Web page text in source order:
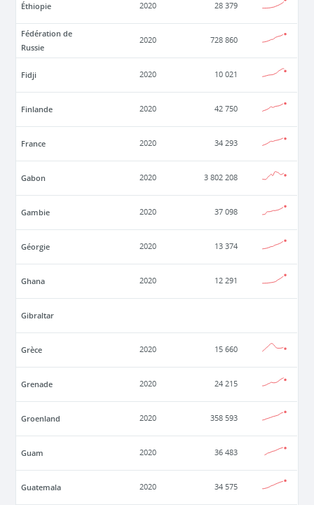
Éthiopie 2020 28 379
Fédération de
Russie
2020 728 860
Fidji 2020 10 021
Finlande 2020 42 750
France 2020 34 293
Gabon 2020 3 802 208
Gambie 2020 37 098
Géorgie 2020 13 374
Ghana 2020 12 291
Gibraltar
Grèce 2020 15 660
Grenade 2020 24 215
Groenland 2020 358 593
Guam 2020 36 483
Guatemala 2020 34 575